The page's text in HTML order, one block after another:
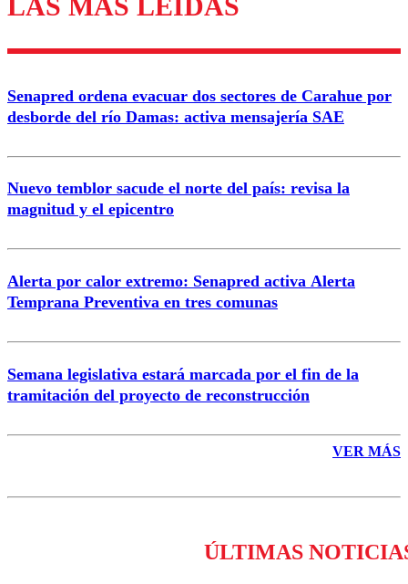
diálogo respetuoso.
Correo
Senapred ordena evacuar dos sectores de Carahue por
desborde del río Damas: activa mensajería SAE
Nuevo temblor sacude el norte del país: revisa la
magnitud y el epicentro
Alerta por calor extremo: Senapred activa Alerta
Temprana Preventiva en tres comunas
Semana legislativa estará marcada por el fin de la
tramitación del proyecto de reconstrucción
VER MÁS
ÚLTIMAS